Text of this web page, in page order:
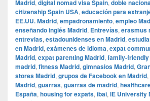
Madrid, digital nomad visa Spain, doble
citizenship Spain USA, educación para
EE.UU. Madrid, empadronamiento, empleo
enseñando inglés Madrid, Entrevías, erasmus
entrevias, estadounidenses en Madrid,
en Madrid, exámenes de idioma, expat
Madrid, expat parenting Madrid, family-
madrid, fitness Madrid, gimnasios Madrid,
stores Madrid, grupos de Facebook en Madrid,
Madrid, guarras, guarras de madrid,
España, housing for expats, ibai, IE University